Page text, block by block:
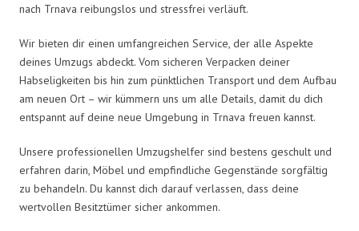
nach Trnava reibungslos und stressfrei verläuft.
Wir bieten dir einen umfangreichen Service, der alle Aspekte
deines Umzugs abdeckt. Vom sicheren Verpacken deiner
Habseligkeiten bis hin zum pünktlichen Transport und dem Aufbau
am neuen Ort – wir kümmern uns um alle Details, damit du dich
entspannt auf deine neue Umgebung in Trnava freuen kannst.
Unsere professionellen Umzugshelfer sind bestens geschult und
erfahren darin, Möbel und empfindliche Gegenstände sorgfältig
zu behandeln. Du kannst dich darauf verlassen, dass deine
wertvollen Besitztümer sicher ankommen.